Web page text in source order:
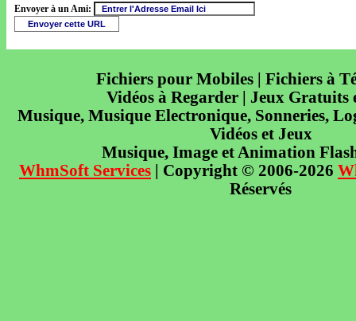
Envoyer à un Ami:
Fichiers pour Mobiles | Fichiers à
Vidéos à Regarder | Jeux Gratuits
Musique, Musique Electronique, Sonneries,
Vidéos et Jeux
Musique, Image et Animation
WhmSoft Services | Copyright © 2006-2026
Réservés